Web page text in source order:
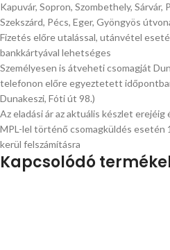
Kapuvár, Sopron, Szombethely, Sárvár,
Szekszárd, Pécs, Eger, Gyöngyös
Fizetés előre utalással, utánvétel
bankkártyával lehetséges
Személyesen is átveheti csomagját
telefonon előre egyeztetett
Dunakeszi, Fóti út 98.)
Az eladási ár az aktuális készlet erejéig
MPL-lel történő csomagküldés esetén
kerül felszámításra
Kapcsolódó